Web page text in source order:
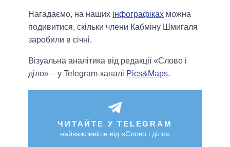
Нагадаємо, на наших інфографіках можна
подивитися, скільки члени Кабміну Шмигаля
заробили в січні.
Візуальна аналітика від редакції «Слово і
діло» – у Telegram-каналі Pics&Maps.
ЧИТАЙТЕ У TELEGRAM
найважливіше від «Слово і діло»